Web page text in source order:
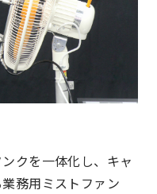
クを一体化し、キャ
務用ミストファン